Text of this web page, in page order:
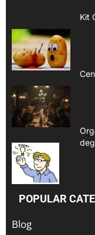
Kit
POPULAR
Blog